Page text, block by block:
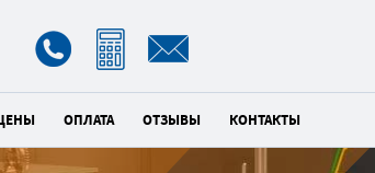
ОПЛАТА ОТЗЫВЫ КОНТАКТЫ